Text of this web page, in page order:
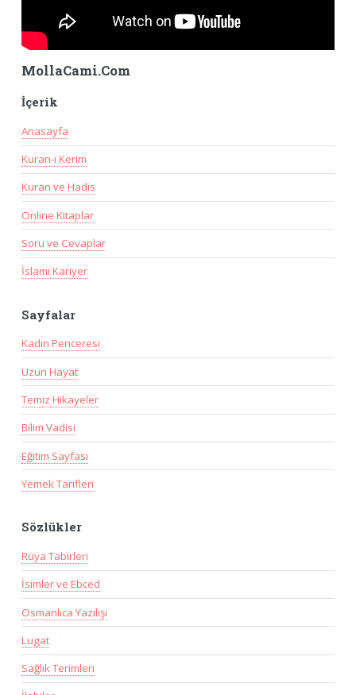
MollaCami.Com
İçerik
Anasayfa
Kuran-ı Kerim
Kuran ve Hadis
Online Kitaplar
Soru ve Cevaplar
İslami Kariyer
Sayfalar
Kadın Penceresi
Uzun Hayat
Temiz Hikayeler
Bilim Vadisi
Eğitim Sayfası
Yemek Tarifleri
Sözlükler
Rüya Tabirleri
İsimler ve Ebced
Osmanlıca Yazılışı
Lugat
Sağlık Terimleri